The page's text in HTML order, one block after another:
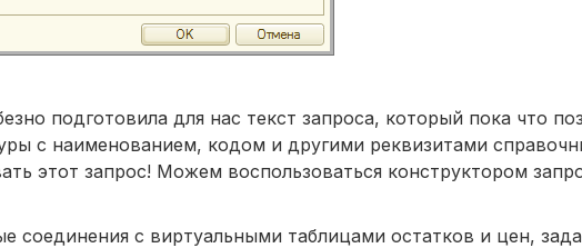
подготовила для нас текст запроса, который пока что
с наименованием, кодом и другими реквизитами
этот запрос! Можем воспользоваться конструктором
соединения с виртуальными таблицами остатков и цен,